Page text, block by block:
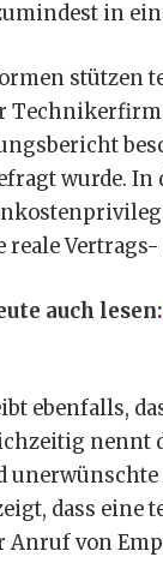
in
stützen
wurde. In
reale
auch lesen:
ebenfalls,
nennt
dass
Anruf von